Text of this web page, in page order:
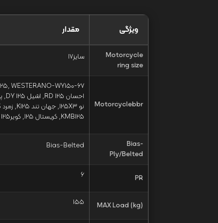
ویژگی مقدار
Motorcycle
ring size
سایز17
Motorcyclebbr
KMB125, کریستال 125, کویرS1 125, لیفان PK135, متین S125, نیکتاز 125S
Bias-
Ply/Belted
Bias-Belted
PR
6
MAX Load (kg)
155